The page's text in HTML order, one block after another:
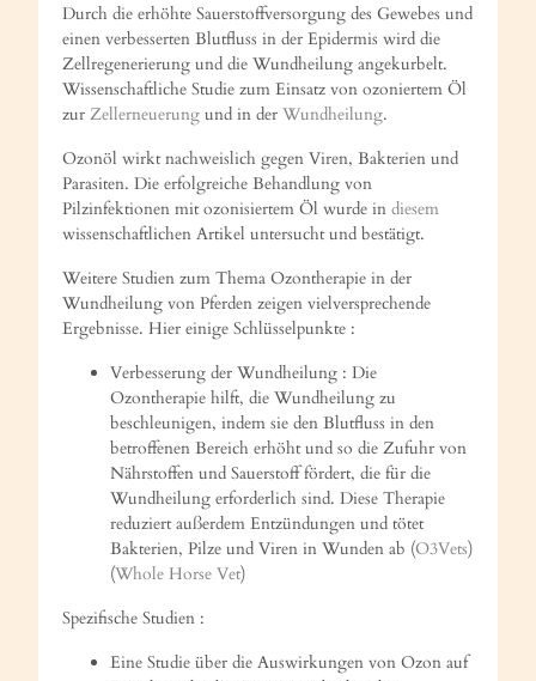
Durch die erhöhte Sauerstoffversorgung des Gewebes und
einen verbesserten Blutfluss in der Epidermis wird die
Zellregenerierung und die Wundheilung angekurbelt.
Wissenschaftliche Studie zum Einsatz von ozoniertem Öl
zur Zellerneuerung und in der Wundheilung.
Ozonöl wirkt nachweislich gegen Viren, Bakterien und
Parasiten. Die erfolgreiche Behandlung von
Pilzinfektionen mit ozonisiertem Öl wurde in diesem
wissenschaftlichen Artikel untersucht und bestätigt.
Weitere Studien zum Thema Ozontherapie in der
Wundheilung von Pferden zeigen vielversprechende
Ergebnisse. Hier einige Schlüsselpunkte :
Verbesserung der Wundheilung : Die
Ozontherapie hilft, die Wundheilung zu
beschleunigen, indem sie den Blutfluss in den
betroffenen Bereich erhöht und so die Zufuhr von
Nährstoffen und Sauerstoff fördert, die für die
Wundheilung erforderlich sind. Diese Therapie
reduziert außerdem Entzündungen und tötet
Bakterien, Pilze und Viren in Wunden ab (O3Vets)
(Whole Horse Vet)
Spezifische Studien :
Eine Studie über die Auswirkungen von Ozon auf